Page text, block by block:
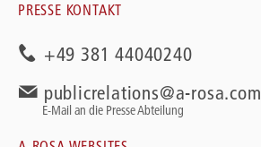
PRESSE KONTAKT
+49 381 44040240
publicrelations@a-rosa.com
E-Mail an die Presse Abteilung